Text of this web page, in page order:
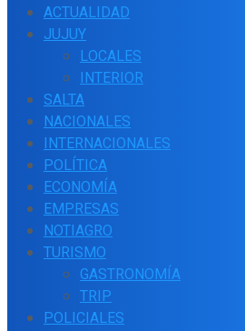
ACTUALIDAD
JUJUY
LOCALES
INTERIOR
SALTA
NACIONALES
INTERNACIONALES
POLÍTICA
ECONOMÍA
EMPRESAS
NOTIAGRO
TURISMO
GASTRONOMÍA
TRIP
POLICIALES